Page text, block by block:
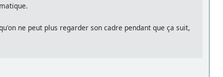
ne peut plus regarder son cadre pendant que ça suit,